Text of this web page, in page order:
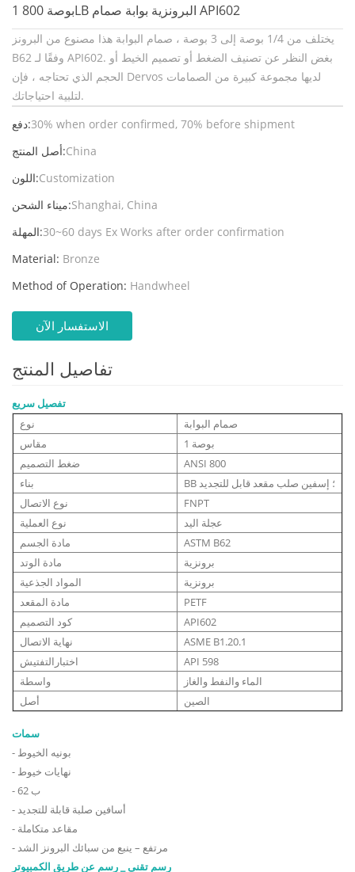
1 بوصة 800LB البرونزية بوابة صمام API602
يختلف من 1/4 بوصة إلى 3 بوصة ، صمام البوابة هذا مصنوع من البرونز
B62 وفقًا لـ API602. بغض النظر عن تصنيف الضغط أو تصميم الخيط أو
الحجم الذي تحتاجه ، فإن Dervos لديها مجموعة كبيرة من الصمامات
لتلبية احتياجاتك.
دفع:30% when order confirmed, 70% before shipment
أصل المنتج:China
اللون:Customization
ميناء الشحن:Shanghai, China
المهلة:30~60 days Ex Works after order confirmation
Material: Bronze
Method of Operation: Handwheel
الاستفسار الآن
تفاصيل المنتج
تفصيل سريع
نوع
صمام البوابة
مقاس
1 بوصة
ضغط التصميم
ANSI 800
بناء
BB ؛ إسفين صلب مقعد قابل للتجديد
نوع الاتصال
FNPT
نوع العملية
عجلة اليد
مادة الجسم
ASTM B62
مادة الوتد
برونزية
المواد الجذعية
برونزية
مادة المقعد
PETF
كود التصميم
API602
نهاية الاتصال
ASME B1.20.1
اختبارالتفتيش
API 598
واسطة
الماء والنفط والغاز
أصل
الصين
سمات
- بونيه الخيوط
- نهايات خيوط
- ب 62
- أسافين صلبة قابلة للتجديد
- مقاعد متكاملة
- مرتفع – ينبع من سبائك البرونز الشد
رسم تقنى _ رسم عن طريق الكمبيوتر